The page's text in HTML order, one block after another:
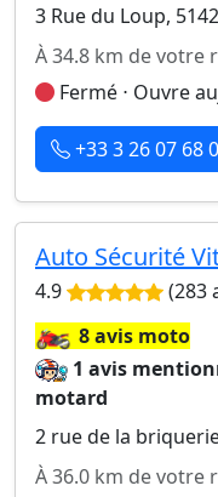
3 Rue du Loup,
À 34.8 km de votre
Fermé ⋅ Ouvre
+33 3 26 07 68
Auto Sécurité
4.9 (283
🏍️8 avis moto
1 avis
motard
2 rue de la
À 36.0 km de votre